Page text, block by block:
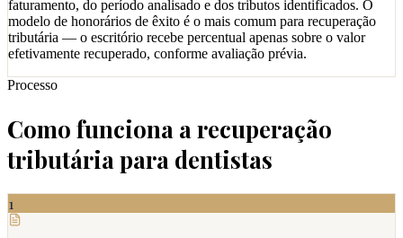
faturamento, do período analisado e dos tributos identificados. O
modelo de honorários de êxito é o mais comum para recuperação
tributária — o escritório recebe percentual apenas sobre o valor
efetivamente recuperado, conforme avaliação prévia.
Processo
Como funciona a recuperação
tributária para dentistas
1